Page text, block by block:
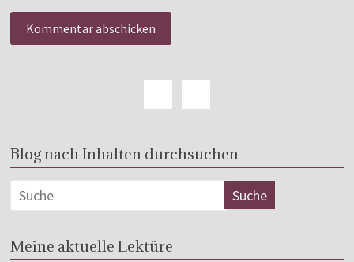
Blog nach Inhalten durchsuchen
Meine aktuelle Lektüre